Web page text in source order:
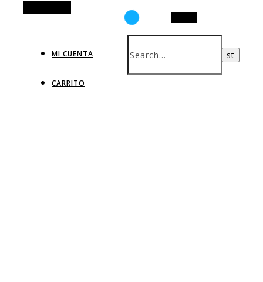
MI CUENTA
CARRITO